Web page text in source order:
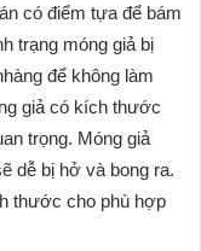
có điểm tựa để bám
trạng móng giả bị
để không làm
giả có kích thước
trọng. Móng giả
dễ bị hở và bong ra.
thước cho phù hợp